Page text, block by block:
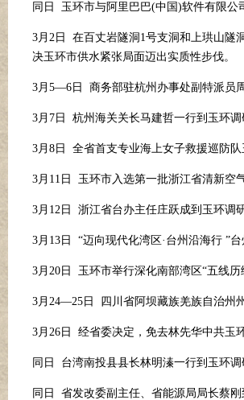
同日 玉环市与阿里巴巴(中国)软件有限公
3月2日 在百丈岩隧洞1号支洞和上珙山隧
决玉环市供水紧张局面迈出实质性步伐。
3月5—6日 商务部驻杭州办事处副特派员
3月7日 杭州海关关长马建哲一行到玉环
3月8日 全省首支专业海上女子救援巡防
3月11日 玉环市入选第一批浙江省清新空
3月12日 浙江省台办主任庄跃成到玉环调
3月13日 “迈向现代化湾区 · 台州沿海行 ”
3月20日 玉环市举行深化南部湾区“五线
3月24—25日 四川省阿坝藏族羌族自治州
3月26日 经省委决定，免去林先华中共玉
同日 台湾南投县县长林明溱一行到玉环
同日 省发改委副主任、省能源局局长蔡刚